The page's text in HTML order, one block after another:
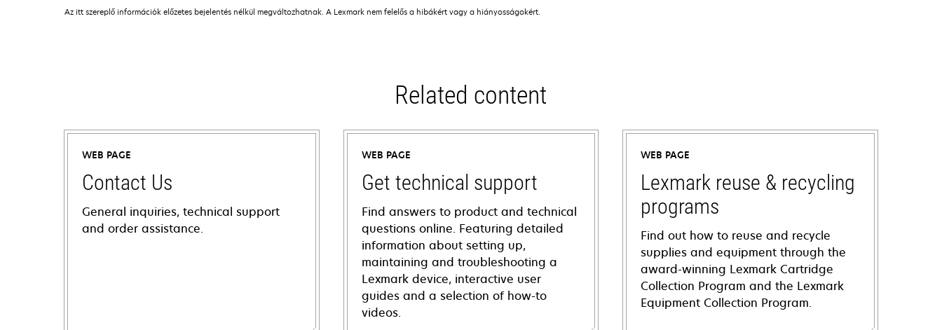
Az itt szereplő információk előzetes bejelentés nélkül megváltozhatnak. A Lexmark nem felelős a hibákért vagy a hiányosságokért.
Related content
WEB PAGE
Contact Us
General inquiries, technical support
and order assistance.
WEB PAGE
Get technical support
Find answers to product and technical
questions online. Featuring detailed
information about setting up,
maintaining and troubleshooting a
Lexmark device, interactive user
guides and a selection of how-to
videos.
WEB PAGE
Lexmark reuse & recycling
programs
Find out how to reuse and recycle
supplies and equipment through the
award-winning Lexmark Cartridge
Collection Program and the Lexmark
Equipment Collection Program.